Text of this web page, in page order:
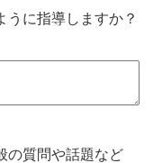
うに指導しますか？
の質問や話題など